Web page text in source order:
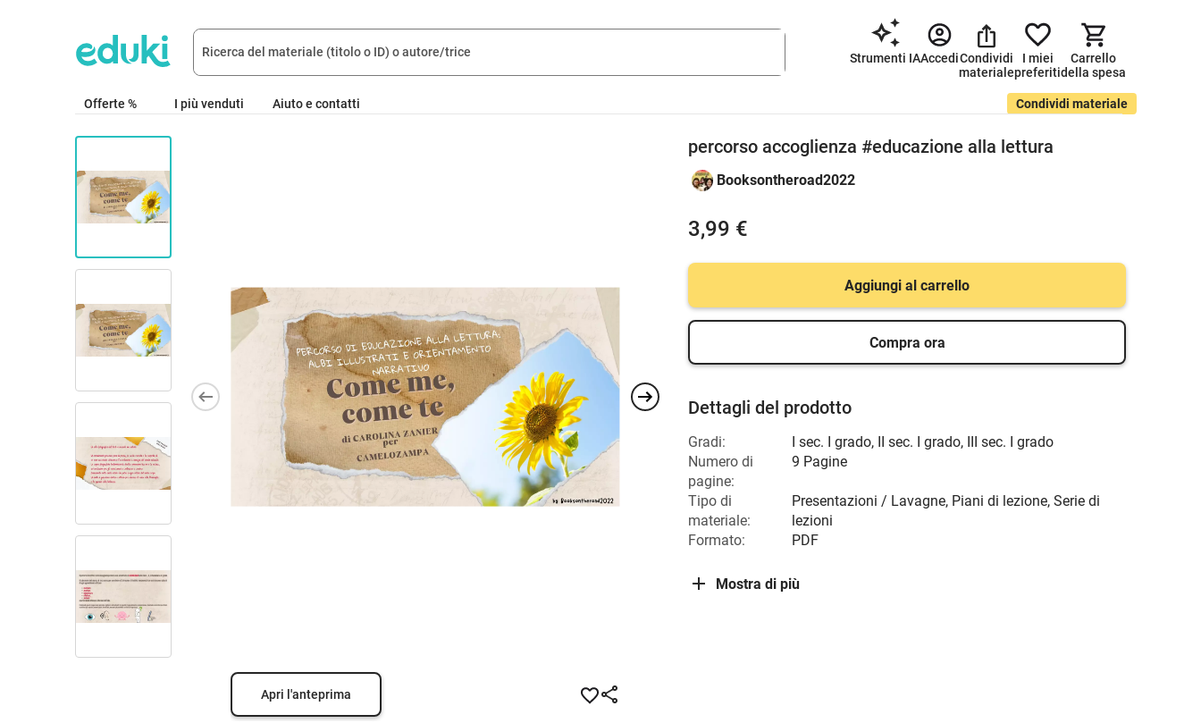
Strumenti IAAccediCondividi
materiale
I miei
preferiti
Carrello
della spesa
Offerte % I più venduti Condividi materiale
Aiuto e contatti
Apri l'anteprima
percorso accoglienza #educazione alla lettura
Booksontheroad2022
3,99 €
Aggiungi al carrello
Compra ora
Dettagli del prodotto
Gradi: I sec. I grado, II sec. I grado, III sec. I grado
Numero di
pagine:
9 Pagine
Tipo di
materiale:
Presentazioni / Lavagne, Piani di lezione, Serie di
lezioni
Formato:
PDF
Mostra di più